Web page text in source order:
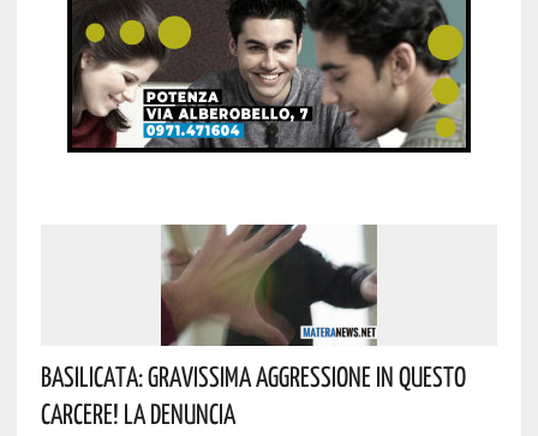
Basilicata: Gravissima Aggressione In Questo
Carcere! La Denuncia